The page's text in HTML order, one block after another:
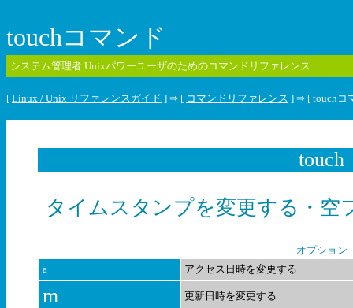
touchコマンド
システム管理者 Unixパワーユーザのためのコマンドリファレンス
[ Linux / Unix リファレンスガイド ] ⇒ [ コマンドリファレンス ] ⇒ [ touchコ
touch
タイムスタンプを変更する・空
オプション
a
アクセス日時を変更する
m 更新日時を変更する